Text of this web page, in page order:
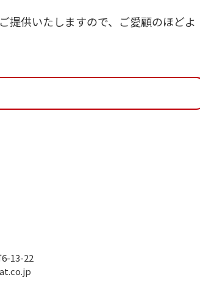
提供いたしますので、ご愛顧のほどよ
13-22